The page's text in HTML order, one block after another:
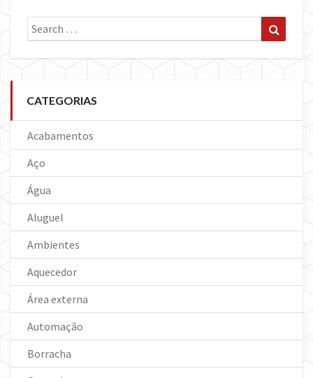
Search
for:
CATEGORIAS
Acabamentos
Aço
Água
Aluguel
Ambientes
Aquecedor
Área externa
Automação
Borracha